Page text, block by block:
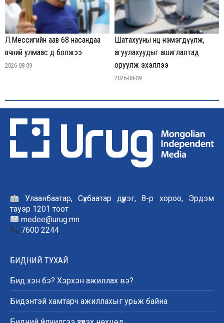
Л.Мессигийн аав 68 насандаа
өвчний улмаас өөд болжээ
2026-08-09
Шатахууны нөөц нэмэгдүүлж,
агуулахуудыг ашиглалтад
оруулж эхэллээ
2026-08-09
Улаанбаатар, Сүхбаатар дүүрэг, 8-р хороо, Эрдэм
тауэр 1201 тоот
medee@urug.mn
7600 2244
БИДНИЙ ТУХАЙ
Бид хэн бэ? Хэрхэн ажиллах вэ?
Бидэнтэй хамтарч ажиллахыг урьж байна